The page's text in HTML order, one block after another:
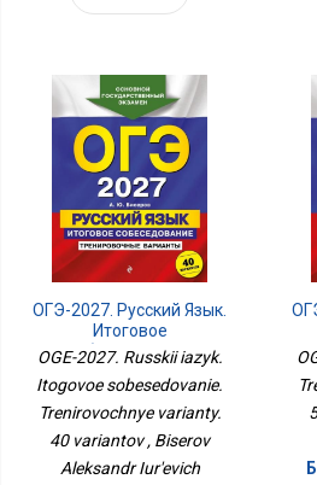
ОГЭ-2027. Русский Язык.
Итоговое
Собеседование.
Варианты. 40 Вариантов
OGE-2027. Russkii iazyk.
Itogovoe sobesedovanie.
Trenirovochnye varianty.
40 variantov , Biserov
Aleksandr Iur'evich